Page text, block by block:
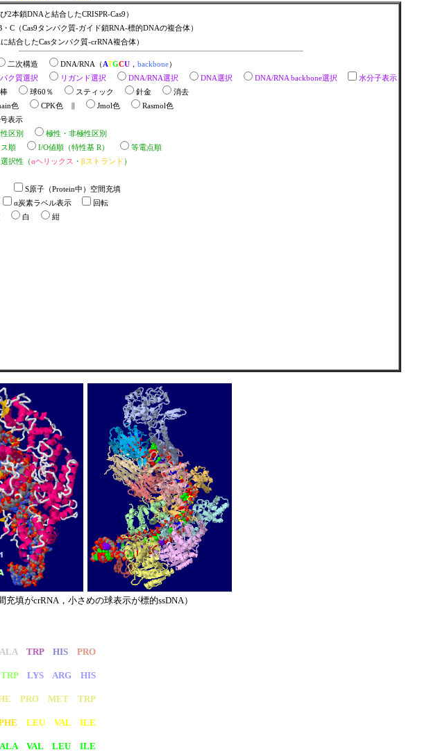
2本鎖DNAと結合したCRISPR-Cas9）
・C（Cas9タンパク質-ガイド鎖RNA-標的DNAの複合体）
に結合したCasタンパク質-crRNA複合体）
二次構造 DNA/RNA（ATGCU ， backbone）
パク質選択 リガンド選択 DNA/RNA選択 DNA選択 DNA/RNA backbone選択
水分子表示
棒 球60％ スティック 針金
消去
色 CPK色 ∥ Jmol色
Rasmol色
表示
性区別
極性・非極性区別
ス順
I/O値順（特性基 R）
等電点順
択性（αヘリックス ・ βストランド）
S原子（Protein中）空間充填
α炭素ラベル表示
回転
白 紺
充填がcrRNA，小さめの球表示が標的ssDNA）
ALA TRP HIS
PRO
LYS ARG HIS
PRO MET TRP
LEU VAL ILE
ALA VAL LEU ILE